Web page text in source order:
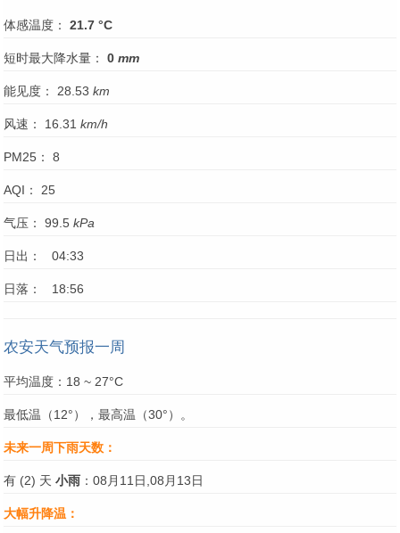
体感温度： 21.7 °C
短时最大降水量： 0 mm
能见度： 28.53 km
风速： 16.31 km/h
PM25： 8
AQI： 25
气压： 99.5 kPa
日出： 04:33
日落： 18:56
农安天气预报一周
平均温度：18 ~ 27°C
最低温（12°），最高温（30°）。
未来一周下雨天数：
有 (2) 天 小雨 ：08月11日,08月13日
大幅升降温：